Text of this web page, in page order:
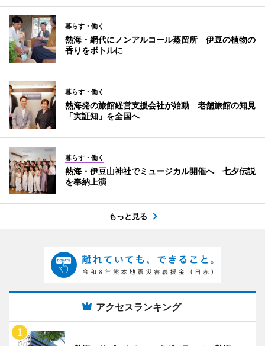
暮らす・働く
熱海・網代にノンアルコール蒸留所 伊豆の植物の
香りをボトルに
暮らす・働く
熱海発の旅館経営支援会社が始動 老舗旅館の知見
「実証知」を全国へ
暮らす・働く
熱海・伊豆山神社でミュージカル開催へ 七夕伝説
を奉納上演
もっと見る
アクセスランキング